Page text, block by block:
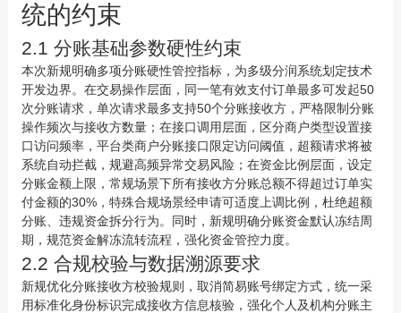
统的约束
2.1 分账基础参数硬性约束
本次新规明确多项分账硬性管控指标，为多级分润系统划定技术
开发边界。在交易操作层面，同一笔有效支付订单最多可发起50
次分账请求，单次请求最多支持50个分账接收方，严格限制分账
操作频次与接收方数量；在接口调用层面，区分商户类型设置接
口访问频率，平台类商户分账接口限定访问阈值，超额请求将被
系统自动拦截，规避高频异常交易风险；在资金比例层面，设定
分账金额上限，常规场景下所有接收方分账总额不得超过订单实
付金额的30%，特殊合规场景经申请可适度上调比例，杜绝超额
分账、违规资金拆分行为。同时，新规明确分账资金默认冻结周
期，规范资金解冻流转流程，强化资金管控力度。
2.2 合规校验与数据溯源要求
新规优化分账接收方校验规则，取消简易账号绑定方式，统一采
用标准化身份标识完成接收方信息核验，强化个人及机构分账主